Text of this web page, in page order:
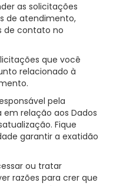
as solicitações
de atendimento,
de contato no
que você
relacionado à
pela
relação aos Dados
Fique
garantir a exatidão
ou tratar
razões para crer que